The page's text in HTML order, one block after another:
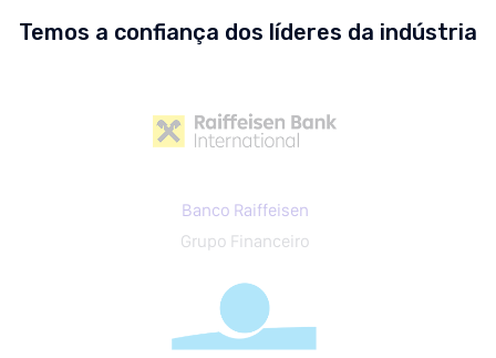
Temos a confiança dos líderes da indústria
Banco Raiffeisen
Grupo Financeiro